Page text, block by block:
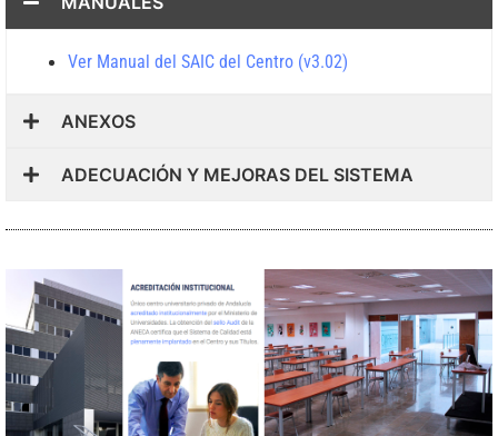
Ver Manual del SAIC del Centro (v3.02)
ANEXOS
ADECUACIÓN Y MEJORAS DEL SISTEMA